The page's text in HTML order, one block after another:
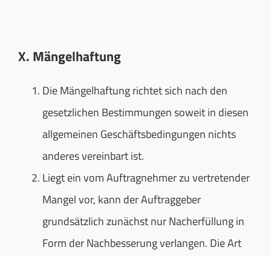
X. Mängelhaftung
Die Mängelhaftung richtet sich nach den
gesetzlichen Bestimmungen soweit in diesen
allgemeinen Geschäftsbedingungen nichts
anderes vereinbart ist.
Liegt ein vom Auftragnehmer zu vertretender
Mangel vor, kann der Auftraggeber
grundsätzlich zunächst nur Nacherfüllung in
Form der Nachbesserung verlangen. Die Art